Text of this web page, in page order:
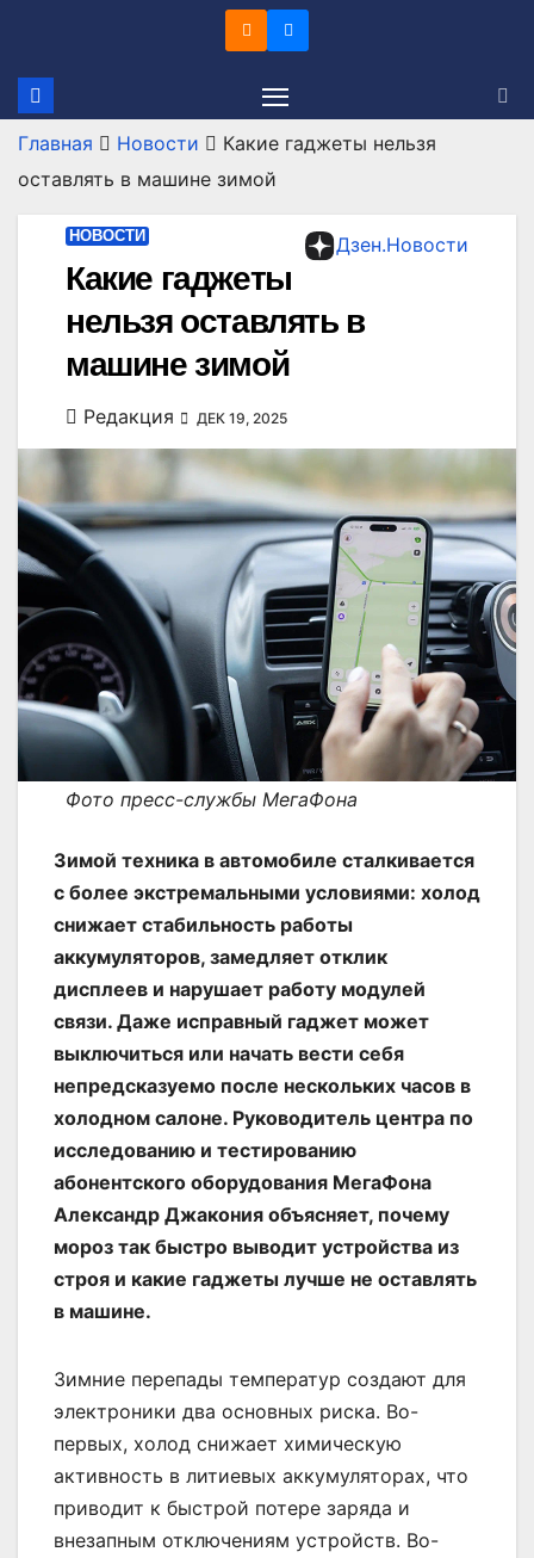
содержимому
Главная Новости
Какие гаджеты нельзя
оставлять в машине зимой
Дзен.Новости
НОВОСТИ
Какие гаджеты
нельзя оставлять в
машине зимой
Редакция ДЕК 19, 2025
Фото пресс-службы МегаФона
Зимой техника в автомобиле сталкивается
с более экстремальными условиями: холод
снижает стабильность работы
аккумуляторов, замедляет отклик
дисплеев и нарушает работу модулей
связи. Даже исправный гаджет может
выключиться или начать вести себя
непредсказуемо после нескольких часов в
холодном салоне. Руководитель центра по
исследованию и тестированию
абонентского оборудования МегаФона
Александр Джакония объясняет, почему
мороз так быстро выводит устройства из
строя и какие гаджеты лучше не оставлять
в машине.
Зимние перепады температур создают для
электроники два основных риска. Во-
первых, холод снижает химическую
активность в литиевых аккумуляторах, что
приводит к быстрой потере заряда и
внезапным отключениям устройств. Во-